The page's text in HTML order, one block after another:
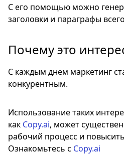
С его помощью можно
заголовки и параграфы
Почему это
С каждым днем маркетинг
конкурентным.
Использование таких
как Copy.ai, может
рабочий процесс и
Ознакомьтесь с Copy.ai